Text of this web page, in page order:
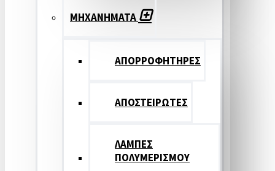
ΜΗΧΑΝΗΜΑΤΑ
ΑΠΟΡΡΟΦΗΤΗΡΕΣ
ΑΠΟΣΤΕΙΡΩΤΕΣ
ΛΑΜΠΕΣ
ΠΟΛΥΜΕΡΙΣΜΟΥ